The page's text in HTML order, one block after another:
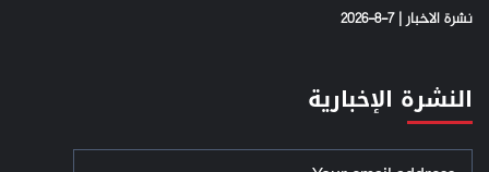
نشرة الاخبار | 7-8-2026
النشرة الإخبارية